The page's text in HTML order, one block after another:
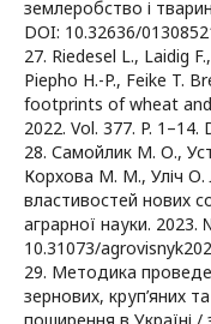
землеробство і
DOI: 10.32636/
27. Riedesel L., Laidig
Piepho H.-P., Feike T.
footprints of wheat
2022. Vol. 377. P.
28. Самойлик М. О.,
Корхова М. М., Уліч О.
властивостей нових
аграрної науки. 2023.
10.31073/
29. Методика
зернових, круп’яних
поширення в Україні